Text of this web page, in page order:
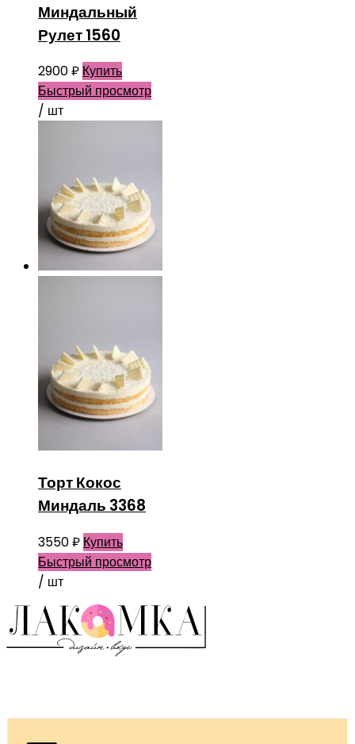
Миндальный
Рулет 1560
2900₽ Купить
Быстрый просмотр
/ шт
Торт Кокос
Миндаль 3368
3550₽ Купить
Быстрый просмотр
/ шт